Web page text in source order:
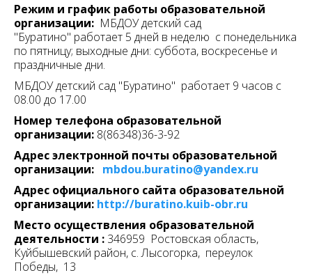
Режим и график работы образовательной
организации: МБДОУ детский сад
"Буратино" работает 5 дней в неделю с понедельника
по пятницу; выходные дни: суббота, воскресенье и
праздничные дни.
МБДОУ детский сад "Буратино" работает 9 часов с
08.00 до 17.00
Номер телефона образовательной
организации: 8(86348)36-3-92
Адрес электронной почты образовательной
организации: mbdou.buratino@yandex.ru
Адрес официального сайта образовательной
организации: http://buratino.kuib-obr.ru
Место осуществления образовательной
деятельности : 346959 Ростовская область,
Куйбышевский район, с. Лысогорка, переулок
Победы, 13